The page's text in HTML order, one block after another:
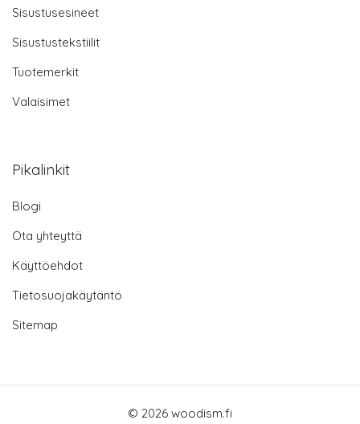
Sisustusesineet
Sisustustekstiilit
Tuotemerkit
Valaisimet
Pikalinkit
Blogi
Ota yhteyttä
Käyttöehdot
Tietosuojakäytäntö
Sitemap
© 2026 woodism.fi